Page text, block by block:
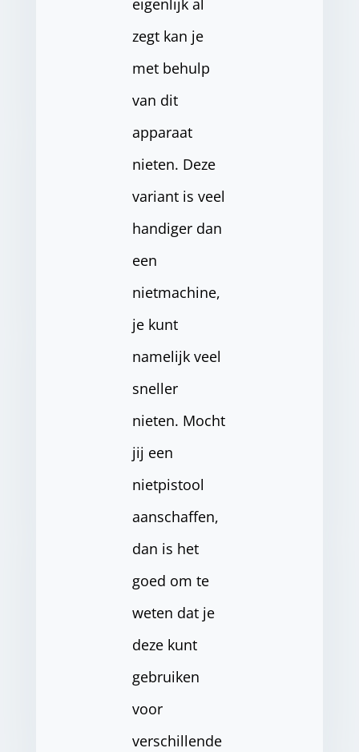
eigenlijk al
zegt kan je
met behulp
van dit
apparaat
nieten. Deze
variant is veel
handiger dan
een
nietmachine,
je kunt
namelijk veel
sneller
nieten. Mocht
jij een
nietpistool
aanschaffen,
dan is het
goed om te
weten dat je
deze kunt
gebruiken
voor
verschillende